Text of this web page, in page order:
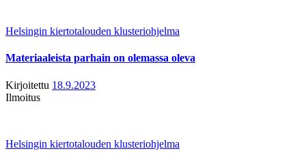
Helsingin kiertotalouden klusteriohjelma
Materiaaleista parhain on olemassa oleva
Kirjoitettu 18.9.2023
Ilmoitus
Helsingin kiertotalouden klusteriohjelma